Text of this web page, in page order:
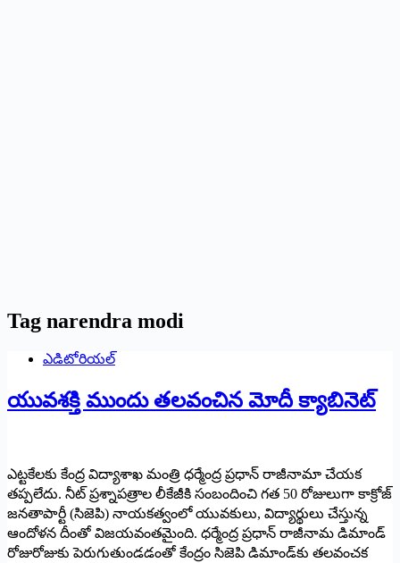
Tag narendra modi
ఎడిటోరియల్
యువశక్తి ముందు తలవంచిన మోదీ క్యాబినెట్‌
ఎట్టకేలకు కేంద్ర విద్యాశాఖ మంత్రి ధర్మేంద్ర ప్రధాన్‌ ‌రాజీనామా చేయక
తప్పలేదు. నీట్‌ ‌ప్రశ్నాపత్రాల లీకేజీకి సంబందించి గత 50 రోజులుగా కాక్రోజ్‌
‌జనతాపార్టీ (సిజెపి) నాయకత్వంలో యువకులు, విద్యార్థులు చేస్తున్న
ఆందోళన దీంతో విజయవంతమైంది. ధర్మేంద్ర ప్రధాన్‌ ‌రాజీనామ డిమాండ్‌
‌రోజురోజుకు పెరుగుతుండడంతో కేంద్రం సిజెపి డిమాండ్‌కు తలవంచక